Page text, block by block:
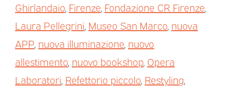
Ghirlandaio, Firenze, Fondazione CR Firenze,
Laura Pellegrini, Museo San Marco, nuova
APP, nuova illuminazione, nuovo
allestimento, nuovo bookshop, Opera
Laboratori, Refettorio piccolo, Restyling,